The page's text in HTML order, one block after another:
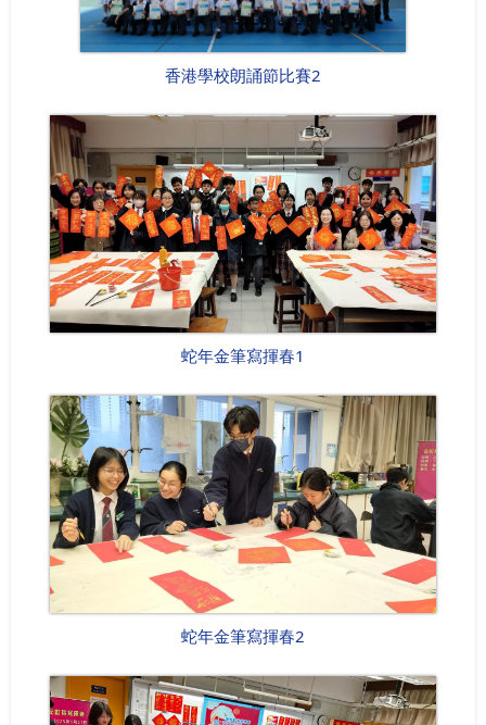
香港學校朗誦節比賽2
蛇年金筆寫揮春1
蛇年金筆寫揮春2